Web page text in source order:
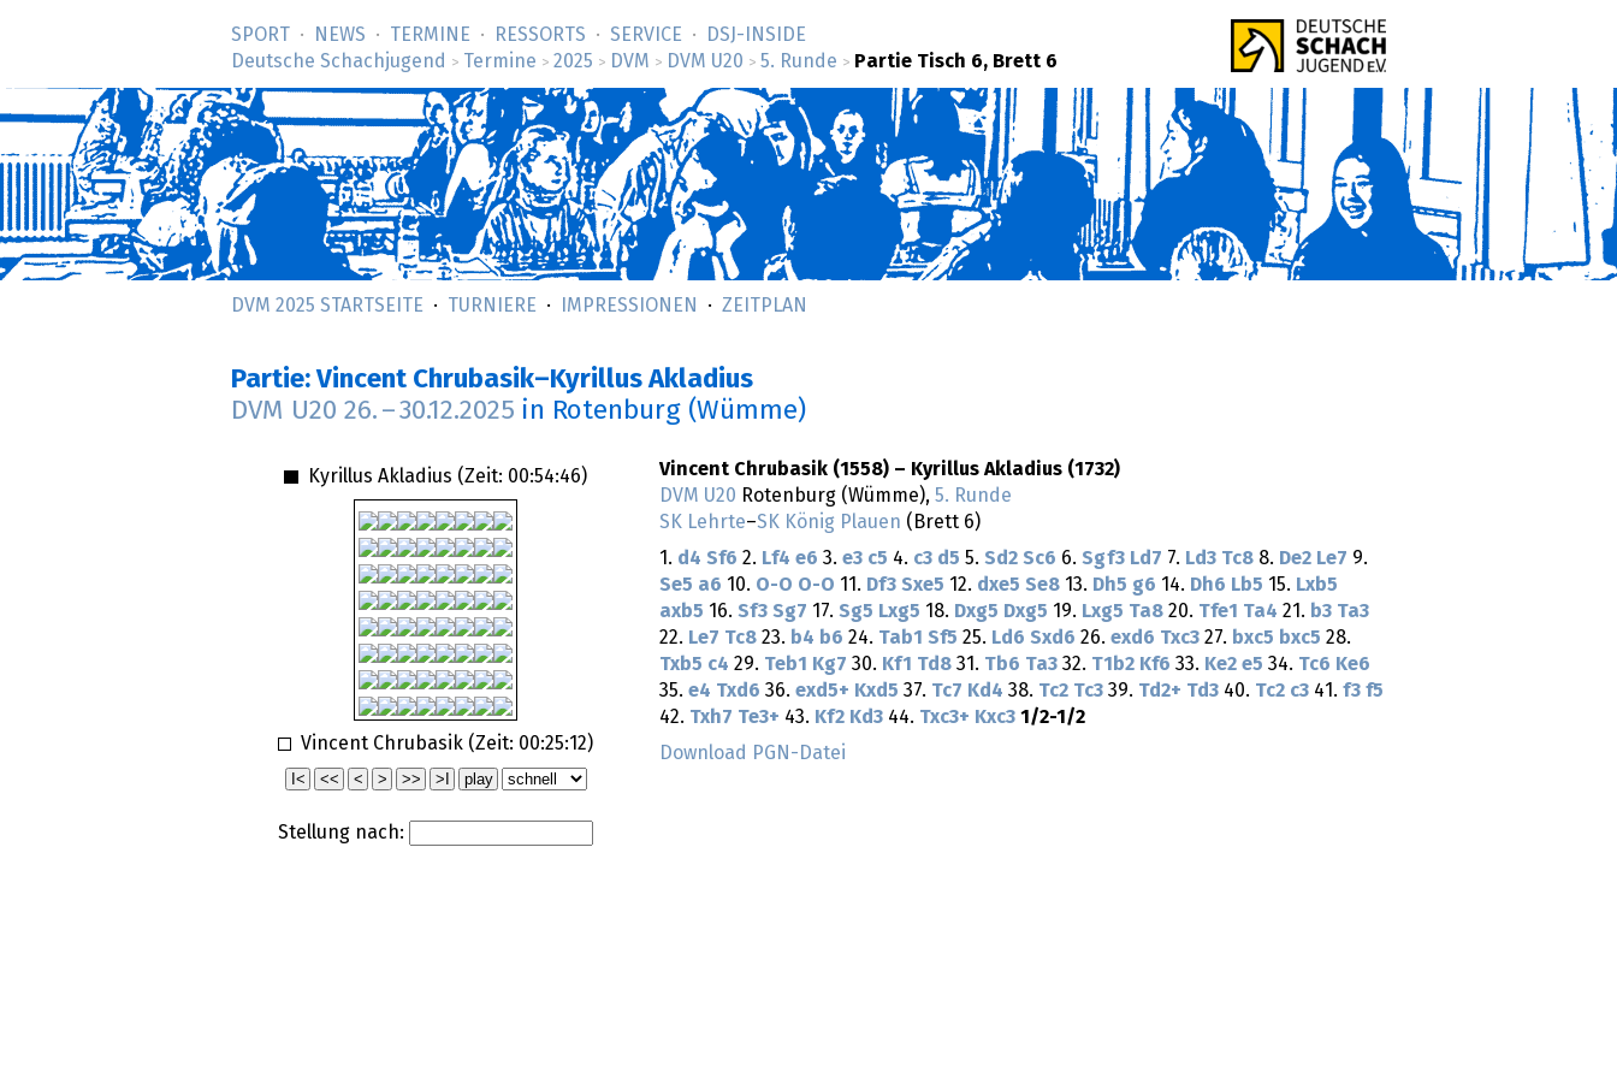
SPORT NEWS TERMINE RESSORTS SERVICE
DSJ-­INSIDE
Deutsche Schachjugend
> Termine > 2025 > DVM > DVM U20 > 5. Runde > Partie Tisch 6, Brett 6
DVM 2025 STARTSEITE TURNIERE IMPRESSIONEN ZEITPLAN
Partie: Vincent Chrubasik–Kyrillus Akladius
DVM U20 26. –30.12.2025 in Rotenburg (Wümme)
Kyrillus Akladius (Zeit: 00:54:46)
Vincent Chrubasik (Zeit: 00:25:12)
Stellung nach:
Vincent Chrubasik (1558) – Kyrillus Akladius (1732)
DVM U20 Rotenburg (Wümme), 5. Runde
SK Lehrte–SK König Plauen (Brett 6)
1. d4 Sf6 2. Lf4 e6 3. e3 c5 4. c3 d5 5. Sd2 Sc6 6. Sgf3 Ld7 7. Ld3 Tc8 8. De2 Le7 9.
Se5 a6 10. O-O O-O 11. Df3 Sxe5 12. dxe5 Se8 13. Dh5 g6 14. Dh6 Lb5 15. Lxb5
axb5 16. Sf3 Sg7 17. Sg5 Lxg5 18. Dxg5 Dxg5 19. Lxg5 Ta8 20. Tfe1 Ta4 21. b3 Ta3
22. Le7 Tc8 23. b4 b6 24. Tab1 Sf5 25. Ld6 Sxd6 26. exd6 Txc3 27. bxc5 bxc5 28.
Txb5 c4 29. Teb1 Kg7 30. Kf1 Td8 31. Tb6 Ta3 32. T1b2 Kf6 33. Ke2 e5 34. Tc6 Ke6
35. e4 Txd6 36. exd5+ Kxd5 37. Tc7 Kd4 38. Tc2 Tc3 39. Td2+ Td3 40. Tc2 c3 41. f3 f5
42. Txh7 Te3+ 43. Kf2 Kd3 44. Txc3+ Kxc3 1/2-1/2
Download PGN-Datei